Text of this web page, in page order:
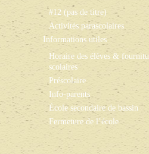
#12 (pas de titre)
Activités parascolaires
Informations utiles
Horaire des élèves &
scolaires
Préscolaire
Info-parents
École secondaire de bassin
Fermeture de l’école